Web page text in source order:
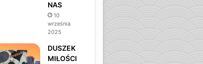
m
NAS
10
września
2025
DUSZEK
MIŁOŚCI